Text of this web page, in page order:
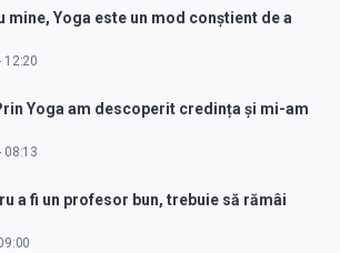
mine, Yoga este un mod conștient de a
12:20
Yoga am descoperit credința și mi-am
08:13
a fi un profesor bun, trebuie să rămâi